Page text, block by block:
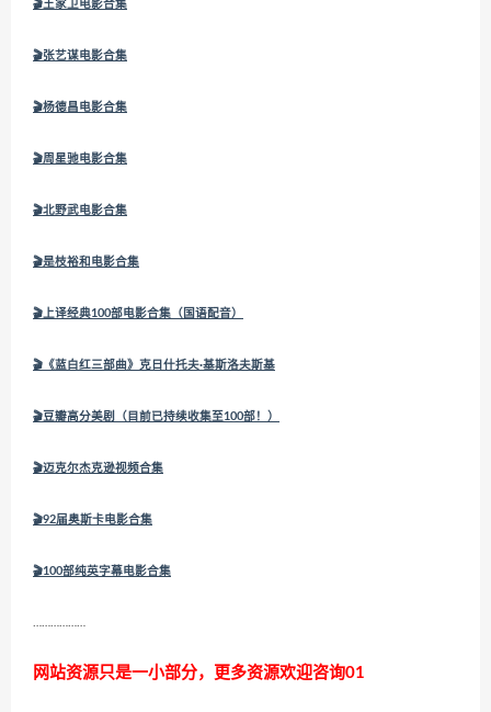
🎬王家卫电影合集
🎬张艺谋电影合集
🎬杨德昌电影合集
🎬周星驰电影合集
🎬北野武电影合集
🎬是枝裕和电影合集
🎬 上译经典100部电影合集（国语配音）
🎬 《蓝白红三部曲》克日什托夫·基斯洛夫斯基
🎬豆瓣高分美剧（目前已持续收集至100部！）
🎬迈克尔杰克逊视频合集
🎬92届奥斯卡电影合集
🎬100部纯英字幕电影合集
网站资源只是一小部分，更多资源欢迎咨询01